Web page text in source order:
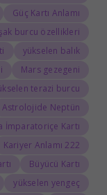
Güç Kartı Anlamı
burcu özellikleri
yükselen balık
Mars gezegeni
terazi burcu
Astrolojide Neptün
İmparatoriçe Kartı
222 Kariyer Anlamı
Büyücü Kartı
yükselen yengeç